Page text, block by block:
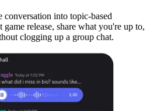
conversation into topic-based
game release, share what you're up to,
clogging up a group chat.